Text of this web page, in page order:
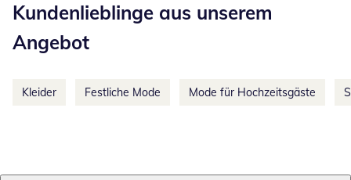
Kundenlieblinge aus unserem
Angebot
Kleider Festliche Mode Mode für Hochzeitsgäste